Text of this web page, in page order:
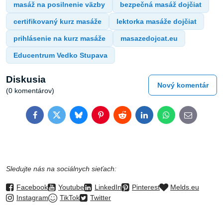
masáž na posilnenie väzby bezpečná masáž dojčiat
certifikovaný kurz masáže lektorka masáže dojčiat
prihlásenie na kurz masáže masazedojcat.eu
Educentrum Vedko Stupava
Diskusia
(0 komentárov)
Nový komentár
FacebookTwitterBlueskyPinterestRedditLinkedInWhatsApp
E-
mail
Sledujte nás na sociálnych sieťach:
Facebook Youtube LinkedIn Pinterest
Melds.eu
Instagram
TikTok Twitter